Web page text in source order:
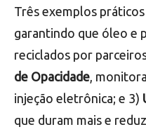
Três exemplos práticos
garantindo que óleo e
reciclados por
de Opacidade,
injeção eletrônica; e 3)
que duram mais e